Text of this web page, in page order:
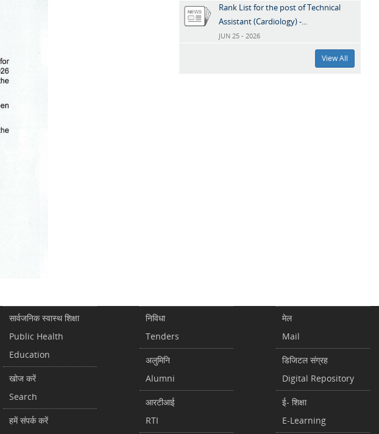
Rank List for the post of Technical
Assistant (Cardiology) -...
JUN 25 - 2026
View All
सार्वजनिक स्वास्थ शिक्षा
Public Health
Education
खोज करें
Search
हमें संपर्क करें
निविधा
Tenders
अलुमिनि
Alumni
आरटीआई
RTI
मेल
Mail
डिजिटल संग्रह
Digital Repository
ई- शिक्षा
E-Learning